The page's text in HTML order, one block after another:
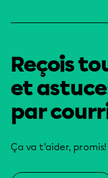
Reçois
et
par
Ça va t’aider, promis!